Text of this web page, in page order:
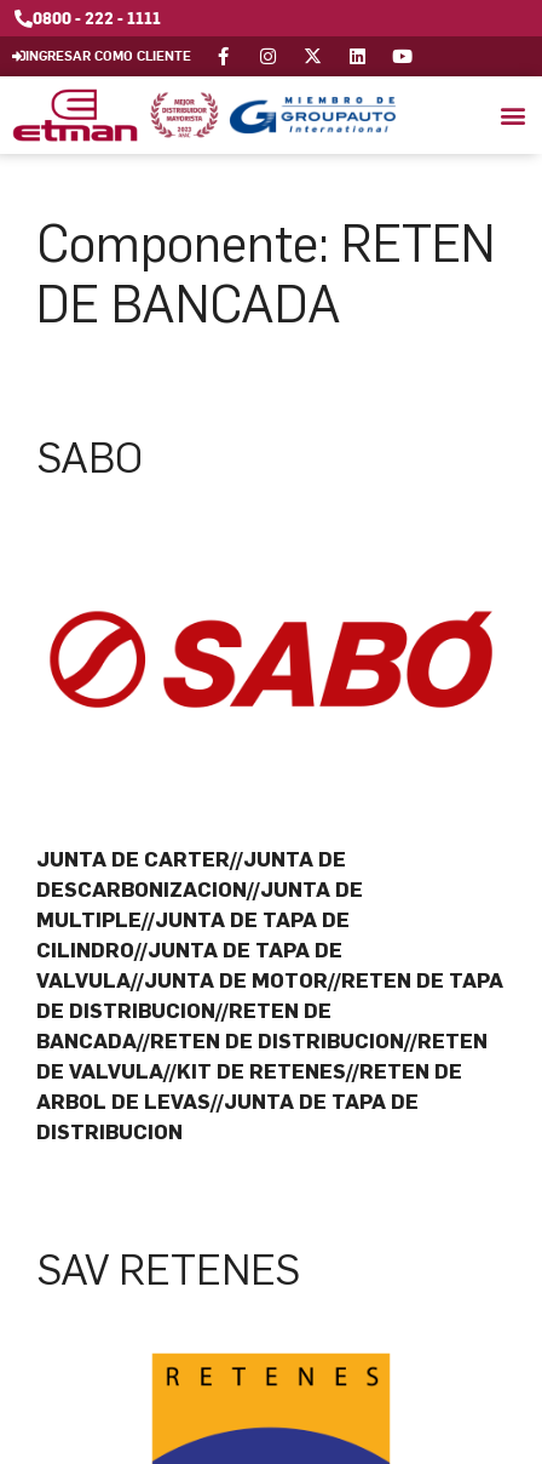
0800 - 222 - 1111
INGRESAR COMO CLIENTE
Componente: RETEN
DE BANCADA
SABO
JUNTA DE CARTER//JUNTA DE
DESCARBONIZACION//JUNTA DE
MULTIPLE//JUNTA DE TAPA DE
CILINDRO//JUNTA DE TAPA DE
VALVULA//JUNTA DE MOTOR//RETEN DE TAPA
DE DISTRIBUCION//RETEN DE
BANCADA//RETEN DE DISTRIBUCION//RETEN
DE VALVULA//KIT DE RETENES//RETEN DE
ARBOL DE LEVAS//JUNTA DE TAPA DE
DISTRIBUCION
SAV RETENES